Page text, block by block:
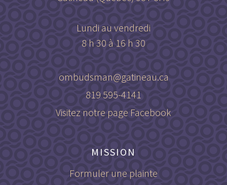
Lundi au vendredi
8 h 30 à 16 h 30
ombudsman@gatineau.ca
819 595-4141
Visitez notre page Facebook
MISSION
Formuler une plainte